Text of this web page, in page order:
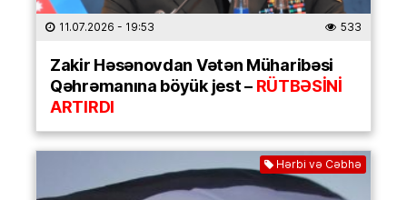
11.07.2026 - 19:53 533
Zakir Həsənovdan Vətən Müharibəsi
Qəhrəmanına böyük jest –RÜTBƏSİNİ
ARTIRDI
Hərbi və Cəbhə